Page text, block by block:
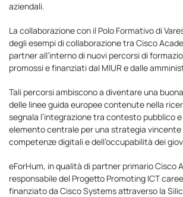
aziendali.
La collaborazione con il Polo Formativo di
degli esempi di collaborazione tra Cisco
partner all’interno di nuovi percorsi di
promossi e finanziati dal MIUR e dalle
Tali percorsi ambiscono a diventare una
delle linee guida europee contenute nella
segnala l’integrazione tra contesto pubblico
elemento centrale per una strategia
competenze digitali e dell’occupabilità dei
eForHum, in qualità di partner primario Cisco
responsabile del Progetto Promoting ICT
finanziato da Cisco Systems attraverso la